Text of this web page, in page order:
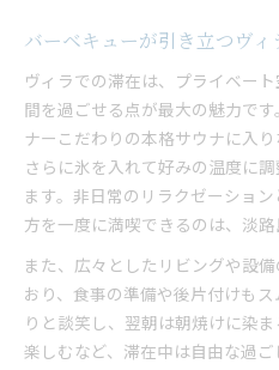
バーベキューが引き立つヴィ
ヴィラでの滞在は、プライベー
間を過ごせる点が最大の魅力で
ナーこだわりの本格サウナに入り
さらに氷を入れて好みの温度に
ます。非日常のリラクゼーショ
方を一度に満喫できるのは、淡
また、広々としたリビングや設
おり、食事の準備や後片付けも
りと談笑し、翌朝は朝焼けに染
楽しむなど、滞在中は自由な過